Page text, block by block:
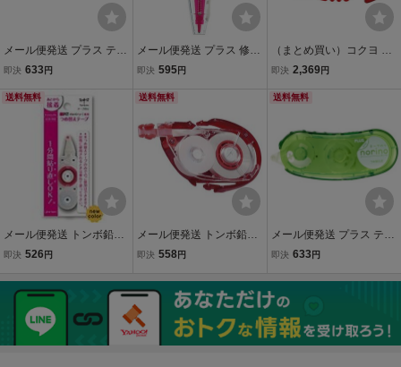
メール便発送 プラス テー
プのり ノリノポッド しっ
0m TG-1121
即決 633 円
メール便発送 プラス 修正
テープ ホワイパーパル 5
即決 595円
（まとめ買い）コクヨ テ
ープのり ドットライナー
イプ タ-DM430-10用 タ-D
即決 2,369円
送料無料
メール便発送 トンボ鉛筆
テープのりつめ替えピッ
0027400
即決 526 円
送料無料
メール便発送 トンボ鉛筆
修正テープ 詰め替え用カ
R5 00047509
即決 558円
送料無料
メール便発送 プラス テー
プのり ノリノポッド キレ
10m TG-1113
即決 633 円